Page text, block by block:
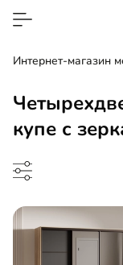
Интернет-магазин
купе с